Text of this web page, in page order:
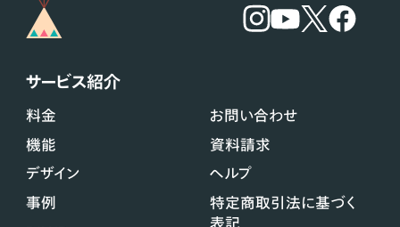
サービス紹介
料金
機能
デザイン
事例
お問い合わせ
資料請求
ヘルプ
特定商取引法に基づく